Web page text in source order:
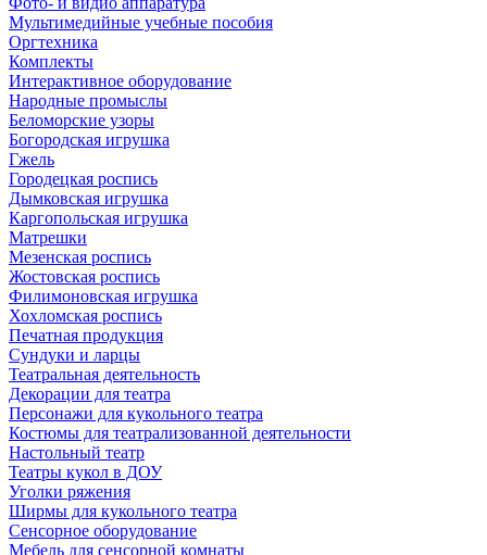
Мультимедийные учебные пособия
Оргтехника
Комплекты
Интерактивное оборудование
Народные промыслы
Беломорские узоры
Богородская игрушка
Гжель
Городецкая роспись
Дымковская игрушка
Каргопольская игрушка
Матрешки
Мезенская роспись
Жостовская роспись
Филимоновская игрушка
Хохломская роспись
Печатная продукция
Сундуки и ларцы
Театральная деятельность
Декорации для театра
Персонажи для кукольного театра
Костюмы для театрализованной деятельности
Настольный театр
Театры кукол в ДОУ
Уголки ряжения
Ширмы для кукольного театра
Сенсорное оборудование
Мебель для сенсорной комнаты